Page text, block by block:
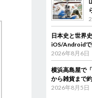
日本史と世界
iOS/Android
2026年8月6日
横浜高島屋で
から雑貨まで
2026年8月5日